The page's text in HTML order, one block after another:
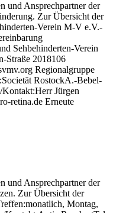
und Ansprechpartner der
Zur Übersicht der
Verein M-V e.V.-
Sehbehinderten-Verein
Straße 2018106
Regionalgruppe
RostockA.-Bebel-
Jürgen
retina.de Erneute
und Ansprechpartner der
Zur Übersicht der
Montag,